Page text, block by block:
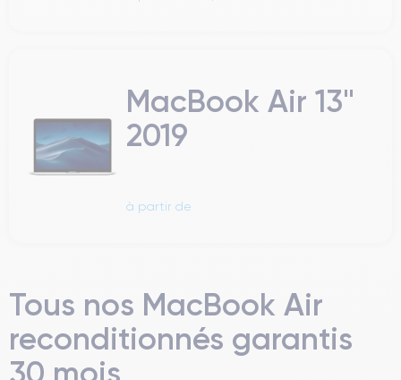
MacBook Air 13"
2019
à partir de
Tous nos MacBook Air
reconditionnés garantis